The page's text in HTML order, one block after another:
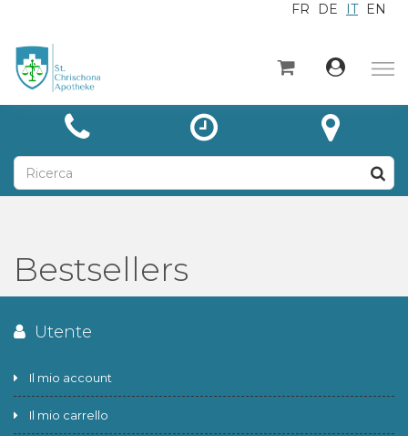
FR DE IT EN
×
Home
Categorie
Notizie
A proposito di
Unsere Leistungen
Bestsellers
Utente
Il mio account
Il mio carrello